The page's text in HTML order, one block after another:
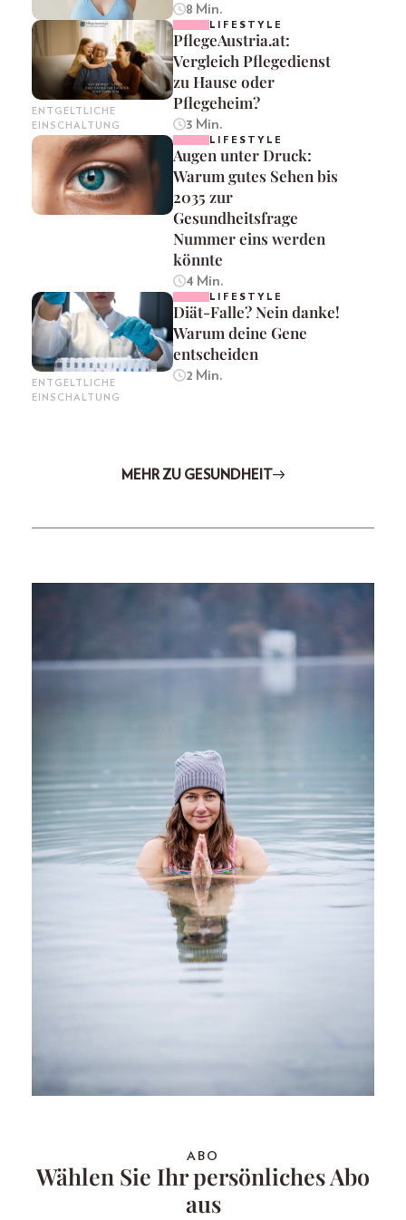
8 Min.
ENTGELTLICHE
EINSCHALTUNG
LIFESTYLE
PflegeAustria.at:
Vergleich Pflegedienst
zu Hause oder
Pflegeheim?
3 Min.
LIFESTYLE
Augen unter Druck:
Warum gutes Sehen bis
2035 zur
Gesundheitsfrage
Nummer eins werden
könnte
4 Min.
ENTGELTLICHE
EINSCHALTUNG
LIFESTYLE
Diät-Falle? Nein danke!
Warum deine Gene
entscheiden
2 Min.
MEHR ZU GESUNDHEIT
ABO
Wählen Sie Ihr persönliches Abo
aus